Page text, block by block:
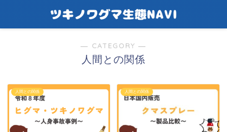
― CATEGORY ―
人間との関係
人間との関係 人間との関係